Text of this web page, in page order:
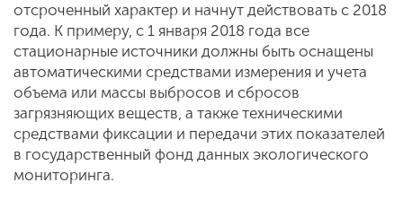
отсроченный характер и начнут действовать с 2018
года. К примеру, с 1 января 2018 года все
стационарные источники должны быть оснащены
автоматическими средствами измерения и учета
объема или массы выбросов и сбросов
загрязняющих веществ, а также техническими
средствами фиксации и передачи этих показателей
в государственный фонд данных экологического
мониторинга.